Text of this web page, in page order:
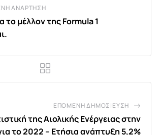
ΑΝΆΡΤΗΣΗ
το μέλλον της Formula 1
ΕΠΌΜΕΝΗ ΔΗΜΟΣΊΕΥΣΗ
της Αιολικής Ενέργειας στην
το 2022 – Ετήσια ανάπτυξη 5,2%